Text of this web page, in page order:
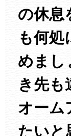
の休息
も何
めま
き先も
オーム
たいと